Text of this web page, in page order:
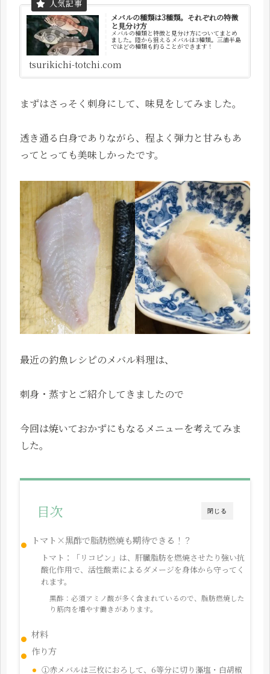
メバルの種類は3種類。それぞれの特徴
と見分け方
メバルの種類と特徴と見分け方についてまとめ
ました。陸から狙えるメバルは3種類。三浦半島
ではどの種類も釣ることができます！
tsurikichi-totchi.com
まずはさっそく刺身にして、味見をしてみました。
透き通る白身でありながら、程よく弾力と甘みもあ
ってとっても美味しかったです。
最近の釣魚レシピのメバル料理は、
刺身・蒸すとご紹介してきましたので
今回は焼いておかずにもなるメニューを考えてみま
した。
閉じる
目次
トマト×黒酢で脂肪燃焼も期待できる！？
トマト：「リコピン」は、肝臓脂肪を燃焼させたり強い抗
酸化作用で、活性酸素によるダメージを身体から守ってく
れます。
黒酢：必須アミノ酸が多く含まれているので、脂肪燃焼した
り筋肉を増やす働きがあります。
材料
作り方
①赤メバルは三枚におろして、6等分に切り藻塩・白胡椒